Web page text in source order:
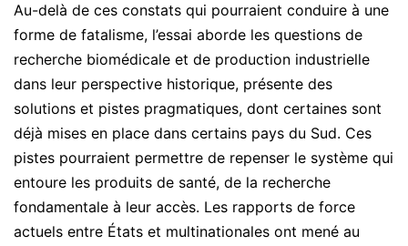
Au-delà de ces constats qui pourraient conduire à une
forme de fatalisme, l’essai aborde les questions de
recherche biomédicale et de production industrielle
dans leur perspective historique, présente des
solutions et pistes pragmatiques, dont certaines sont
déjà mises en place dans certains pays du Sud. Ces
pistes pourraient permettre de repenser le système qui
entoure les produits de santé, de la recherche
fondamentale à leur accès. Les rapports de force
actuels entre États et multinationales ont mené au